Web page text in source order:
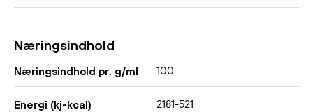
Næringsindhold
Næringsindhold pr. g/ml 100
Energi (kj-kcal) 2181-521